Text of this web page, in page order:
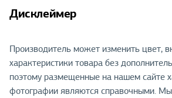
Дисклеймер
Производитель может изменить цвет,
характеристики товара без
поэтому размещенные на нашем сайте
фотографии являются справочными.